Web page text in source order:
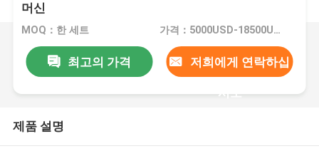
머신
MOQ：한 세트 가격：5000USD-18500USD per set
최고의 가격 저희에게 연락하십
시오
제품 설명